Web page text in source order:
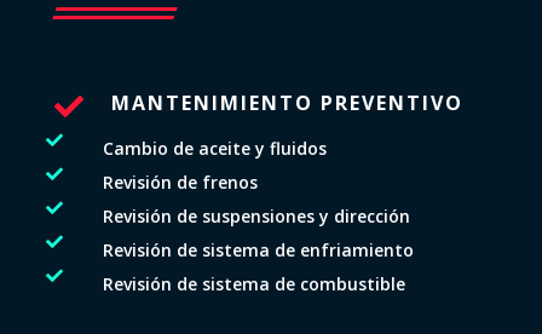
 MANTENIMIENTO PREVENTIVO
 Cambio de aceite y fluidos
 Revisión de frenos
 Revisión de suspensiones y dirección
 Revisión de sistema de enfriamiento
 Revisión de sistema de combustible